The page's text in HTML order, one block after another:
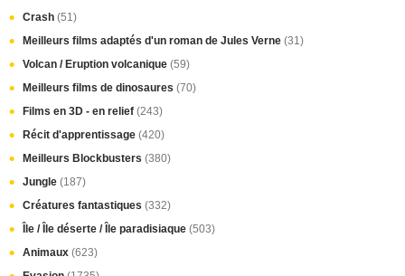
Crash (51)
Meilleurs films adaptés d'un roman de Jules Verne (31)
Volcan / Eruption volcanique (59)
Meilleurs films de dinosaures (70)
Films en 3D - en relief (243)
Récit d'apprentissage (420)
Meilleurs Blockbusters (380)
Jungle (187)
Créatures fantastiques (332)
Île / Île déserte / Île paradisiaque (503)
Animaux (623)